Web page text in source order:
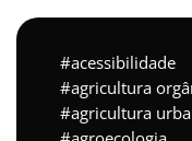
acessibilidade
agricultura
agricultura